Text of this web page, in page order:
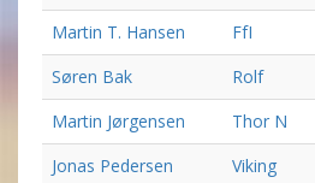
Martin T. Hansen
FfI
Søren Bak
Rolf
Martin Jørgensen
Thor N
Jonas Pedersen
Viking